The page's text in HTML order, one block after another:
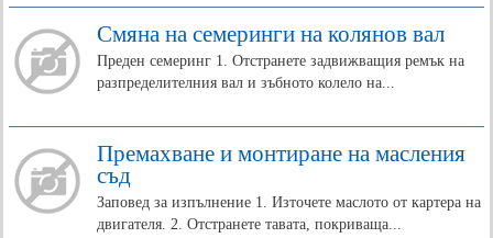
Смяна на семеринги на колянов вал
Преден семеринг 1. Отстранете задвижващия ремък на
разпределителния вал и зъбното колело на...
Премахване и монтиране на масления
съд
Заповед за изпълнение 1. Източете маслото от картера на
двигателя. 2. Отстранете тавата, покриваща...